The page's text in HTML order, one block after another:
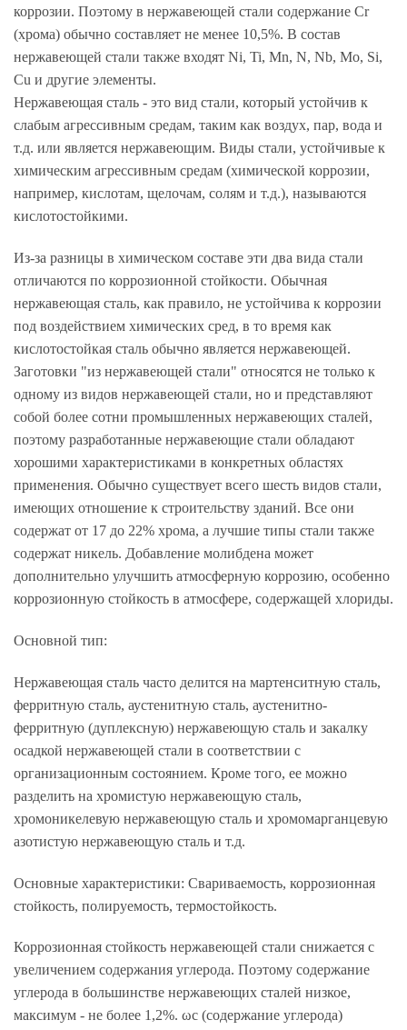
коррозии. Поэтому в нержавеющей стали содержание Cr
(хрома) обычно составляет не менее 10,5%. В состав
нержавеющей стали также входят Ni, Ti, Mn, N, Nb, Mo, Si,
Cu и другие элементы.
Нержавеющая сталь - это вид стали, который устойчив к
слабым агрессивным средам, таким как воздух, пар, вода и
т.д. или является нержавеющим. Виды стали, устойчивые к
химическим агрессивным средам (химической коррозии,
например, кислотам, щелочам, солям и т.д.), называются
кислотостойкими.
Из-за разницы в химическом составе эти два вида стали
отличаются по коррозионной стойкости. Обычная
нержавеющая сталь, как правило, не устойчива к коррозии
под воздействием химических сред, в то время как
кислотостойкая сталь обычно является нержавеющей.
Заготовки "из нержавеющей стали" относятся не только к
одному из видов нержавеющей стали, но и представляют
собой более сотни промышленных нержавеющих сталей,
поэтому разработанные нержавеющие стали обладают
хорошими характеристиками в конкретных областях
применения. Обычно существует всего шесть видов стали,
имеющих отношение к строительству зданий. Все они
содержат от 17 до 22% хрома, а лучшие типы стали также
содержат никель. Добавление молибдена может
дополнительно улучшить атмосферную коррозию, особенно
коррозионную стойкость в атмосфере, содержащей хлориды.
Основной тип:
Нержавеющая сталь часто делится на мартенситную сталь,
ферритную сталь, аустенитную сталь, аустенитно-
ферритную (дуплексную) нержавеющую сталь и закалку
осадкой нержавеющей стали в соответствии с
организационным состоянием. Кроме того, ее можно
разделить на хромистую нержавеющую сталь,
хромоникелевую нержавеющую сталь и хромомарганцевую
азотистую нержавеющую сталь и т.д.
Основные характеристики: Свариваемость, коррозионная
стойкость, полируемость, термостойкость.
Коррозионная стойкость нержавеющей стали снижается с
увеличением содержания углерода. Поэтому содержание
углерода в большинстве нержавеющих сталей низкое,
максимум - не более 1,2%. ωc (содержание углерода)